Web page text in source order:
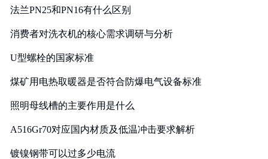
法兰PN25和PN16有什么区别
消费者对洗衣机的核心需求调研与分析
U型螺栓的国家标准
煤矿用电热取暖器是否符合防爆电气设备标准
照明母线槽的主要作用是什么
A516Gr70对应国内材质及低温冲击要求解析
镀镍钢带可以过多少电流